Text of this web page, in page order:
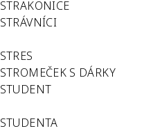
STRAKONICE
STRÁVNÍCI
STRES
STROMEČEK S DÁRKY
STUDENT
STUDENTA